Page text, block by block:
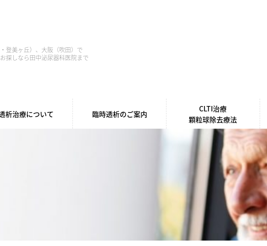
登美ヶ丘）、大阪（吹田）で
探しなら田中泌尿器科医院まで
析治療について 臨時透析のご案内
CLTI治療
顆粒球除去療法